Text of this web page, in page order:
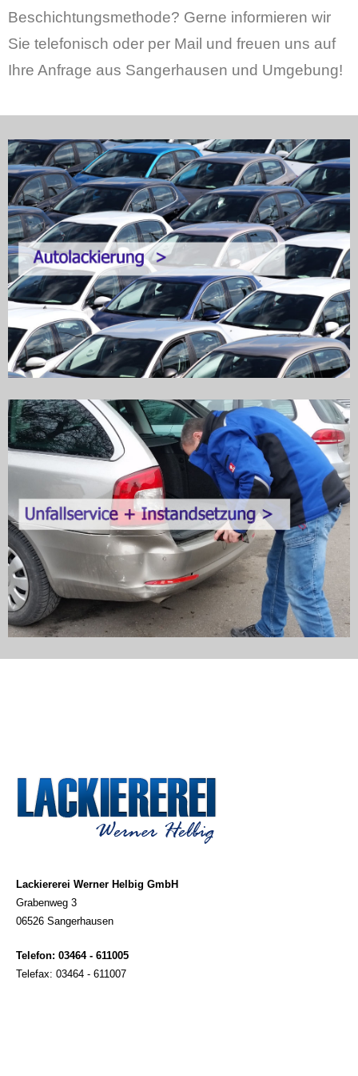
Beschichtungsmethode? Gerne informieren wir
Sie telefonisch oder per Mail und freuen uns auf
Ihre Anfrage aus Sangerhausen und Umgebung!
Lackiererei Werner Helbig GmbH
Grabenweg 3
06526 Sangerhausen
Telefon: 03464 - 611005
Telefax: 03464 - 611007